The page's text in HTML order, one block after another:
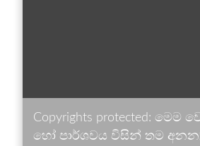
Copyrights protected:
හෝ පාර්ශවය විසින් තම